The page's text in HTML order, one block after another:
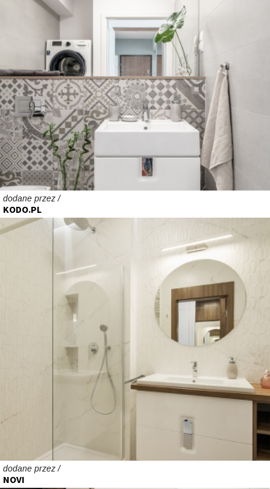
dodane przez /
KODO.PL
dodane przez /
NOVI